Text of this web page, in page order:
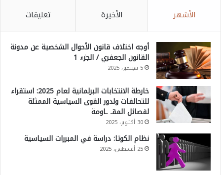
الأشهر الأخيرة تعليقات
أوجه اختلاف قانون الأحوال الشخصية عن مدونة
القانون الجعفري / الجزء 1
5 سبتمبر، 2025
خارطة الانتخابات البرلمانية لعام 2025: استقراء
للتحالفات ولدور القوى السياسية الممثلة
لفصائل المقـ ـاومة
30 أكتوبر، 2025
نظام الكوتا: دراسة في المبررات السياسية
25 أغسطس، 2025